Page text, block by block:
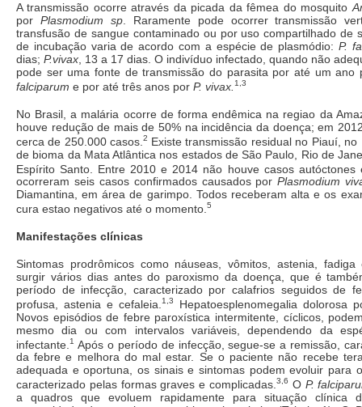
A transmissão ocorre através da picada da fêmea do mosquito
por Plasmodium sp. Raramente pode ocorrer transmissão
transfusão de sangue contaminado ou por uso compartilhado de
de incubação varia de acordo com a espécie de plasmódio: P.
dias; P.vivax, 13 a 17 dias. O indivíduo infectado, quando não
pode ser uma fonte de transmissão do parasita por até um
falciparum e por até três anos por P. vivax. 1,3
No Brasil, a malária ocorre de forma endêmica na regiao da
houve redução de mais de 50% na incidência da doença; em
cerca de 250.000 casos.2 Existe transmissão residual no Piauí,
de bioma da Mata Atlântica nos estados de São Paulo, Rio de
Espírito Santo. Entre 2010 e 2014 não houve casos autóctones
ocorreram seis casos confirmados causados porPlasmodium
Diamantina, em área de garimpo. Todos receberam alta e os
cura estao negativos até o momento. 5
Manifestações clínicas
Sintomas prodrômicos como náuseas, vômitos, astenia,
surgir vários dias antes do paroxismo da doença, que é
período de infecção, caracterizado por calafrios seguidos de
profusa, astenia e cefaleia. 1,3
Hepatoesplenomegalia dolorosa
Novos episódios de febre paroxística intermitente, cíclicos,
mesmo dia ou com intervalos variáveis, dependendo da
infectante. 1 Após o período de infecção, segue-se a remissão,
da febre e melhora do mal estar. Se o paciente não recebe
adequada e oportuna, os sinais e sintomas podem evoluir para
caracterizado pelas formas graves e complicadas. 3,6 O P.
a quadros que evoluem rapidamente para situação clínica